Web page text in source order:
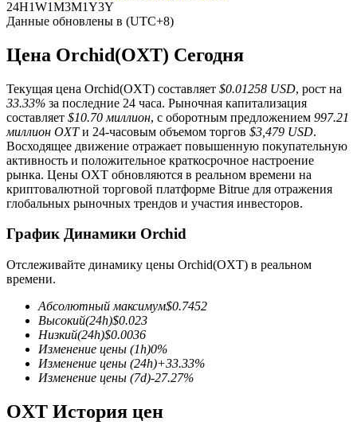
USDT-фьючерсы
Фьючерсы с использованием USDT в качестве
обеспечения
Фьючерсы на COIN-M
TradFi
Деривативы на акции, форекс, драгоценные металлы и
24H1W1M3M1Y3Y
Данные обновлены в (UTC+8)
Цена Orchid(OXT) Сегодня
Текущая цена Orchid(OXT) составляет $0.01258 USD, рост на
33.33% за последние 24 часа. Рыночная капитализация
составляет $10.70 миллион, с оборотным предложением 997.21
миллион OXTи 24-часовым объемом торгов $3,479 USD.
Восходящее движение отражает повышенную покупательную
активность и положительное краткосрочное настроение
рынка. Цены OXT обновляются в реальном времени на
криптовалютной торговой платформе Bitrue для отражения
глобальных рыночных трендов и участия инвесторов.
График Динамики Orchid
Отслеживайте динамику цены Orchid(OXT) в реальном
времени.
Абсолютный максимум$0.7452
Высокий(24h)$0.023
Низкий(24h)$0.0036
Изменение цены (1h)0%
Изменение цены (24h)+33.33%
Изменение цены (7d)-27.27%
OXT История цен